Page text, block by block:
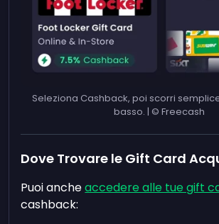
Seleziona Cashback, poi scorri
basso. | © Freecash
Dove Trovare le Gift Card
Puoi ancheaccedere alle tue gift
cashback: